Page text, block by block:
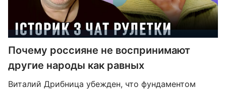
Почему россияне не воспринимают
другие народы как равных
Виталий Дрибница убежден, что фундаментом